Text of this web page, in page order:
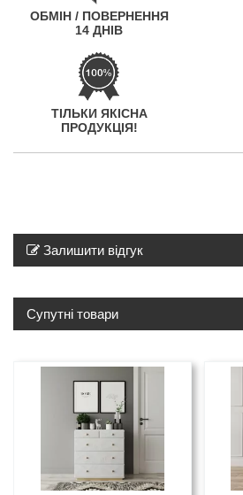
ОБМІН / ПОВЕРНЕННЯ
14 ДНІВ
ТІЛЬКИ ЯКІСНА
ПРОДУКЦІЯ!
Залишити відгук
Супутні товари